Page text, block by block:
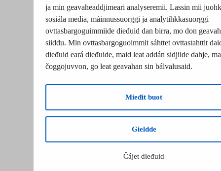
ja min geavaheaddjimeari analyseremii. Lassin mii
sosiála media, máinnussuorggi ja analytihkkasuorggi
ovttasbargoguimmiide dieđuid dan birra, mo don
siiddu. Min ovttasbargoguoimmit sáhttet ovttastahttit
dieđuid eará dieđuide, maid leat addán sidjiide dahje,
čoggojuvvon, go leat geavahan sin bálvalusaid.
Mieđit buot
Gieldde
Čájet dieđuid